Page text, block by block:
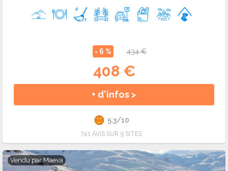
- 6 % 434 €
408 €
+ d'infos >
5.3/10
741 AVIS SUR 9 SITES
Vendu par Maeva